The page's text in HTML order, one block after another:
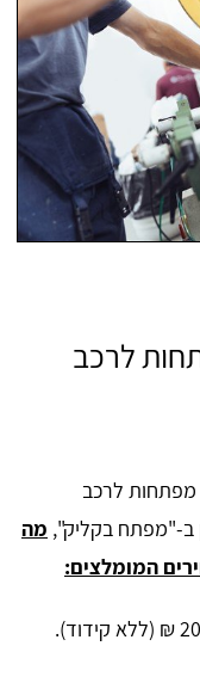
לרכב
לרכב
ב-"מפתח בקליק", מה
המומלצים: